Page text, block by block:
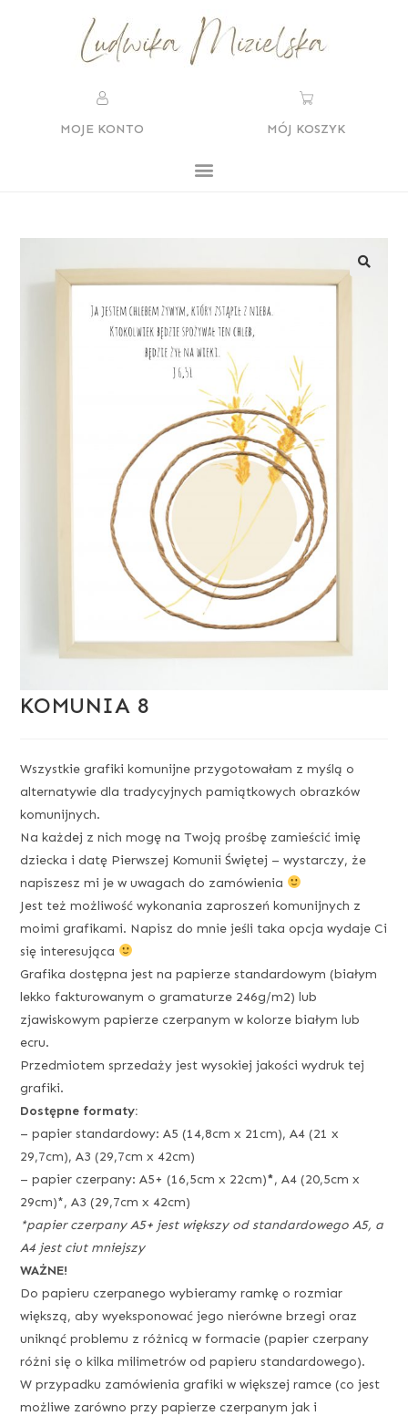
MOJE KONTO MÓJ KOSZYK
KOMUNIA 8
Wszystkie grafiki komunijne przygotowałam z myślą o
alternatywie dla tradycyjnych pamiątkowych obrazków
komunijnych.
Na każdej z nich mogę na Twoją prośbę zamieścić imię
dziecka i datę Pierwszej Komunii Świętej – wystarczy, że
napiszesz mi je w uwagach do zamówienia
Jest też możliwość wykonania zaproszeń komunijnych z
moimi grafikami. Napisz do mnie jeśli taka opcja wydaje Ci
się interesująca
Grafika dostępna jest na papierze standardowym (białym
lekko fakturowanym o gramaturze 246g/m2) lub
zjawiskowym papierze czerpanym w kolorze białym lub
ecru.
Przedmiotem sprzedaży jest wysokiej jakości wydruk tej
grafiki.
Dostępne formaty:
– papier standardowy: A5 (14,8cm x 21cm), A4 (21 x
29,7cm), A3 (29,7cm x 42cm)
– papier czerpany: A5+ (16,5cm x 22cm)*, A4 (20,5cm x
29cm)*, A3 (29,7cm x 42cm)
*papier czerpany A5+ jest większy od standardowego A5, a
A4 jest ciut mniejszy
WAŻNE!
Do papieru czerpanego wybieramy ramkę o rozmiar
większą, aby wyeksponować jego nierówne brzegi oraz
uniknąć problemu z różnicą w formacie (papier czerpany
różni się o kilka milimetrów od papieru standardowego).
W przypadku zamówienia grafiki w większej ramce (co jest
możliwe zarówno przy papierze czerpanym jak i